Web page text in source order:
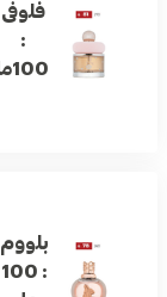
فلوفى
:
100مل
بلووم
: 100